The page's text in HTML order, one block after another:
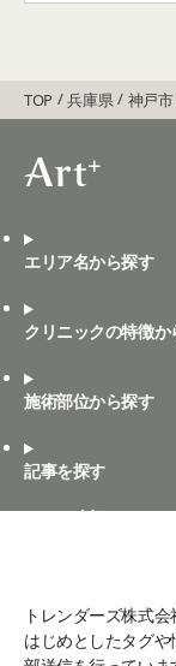
トレンダーズ株式
はじめとしたタグや
TOP 兵庫県 神戸市
エリア名から探す
クリニックの特徴か
施術部位から探す
記事を探す
Art+の表記ルール
口コミ投稿